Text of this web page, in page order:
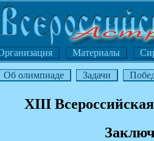
Материалы
Об олимпиаде Задачи
XIII